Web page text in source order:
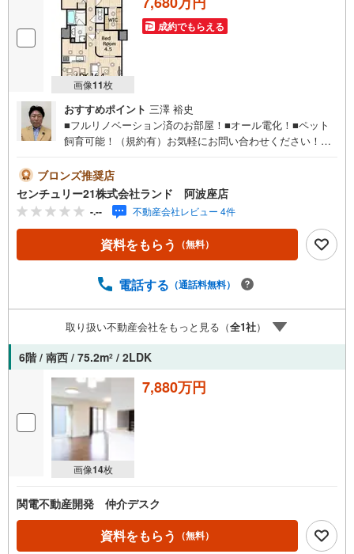
画像11枚
成約でもらえる
おすすめポイント 三澤 裕史
■フルリノベーション済のお部屋！■オール電化！■ペット
飼育可能！（規約有）お気軽にお問い合わせください！＜
阿波座店は・・・ お客様のニーズに寄り添い、大切なお
住まいのご購入に最後まで伴走いたします！●リフォームの
ご相談も承っております。●購入・売却・ローンのご相
談・・・なんでもお気軽にご相談くださいませ！〇大阪メ
トロ千日前線・中央線「阿波座」駅5番出口より徒歩約2
分！〇営業時間:10:00～20:00（火曜日・水曜日定休日※祝
内が可能です。ご連絡お待ちしております！
ブロンズ推奨店
センチュリー21株式会社ランド 阿波座店
-.-- 不動産会社レビュー 4件
資料をもらう （無料）
電話する （通話料無料）
取り扱い不動産会社をもっと見る（全1社）
6階 / 南西 / 75.2m2 / 2LDK
画像14枚
7,880万円
関電不動産開発 仲介デスク
資料をもらう （無料）